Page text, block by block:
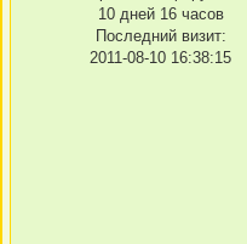
10 дней 16 часов
Последний визит:
2011-08-10 16:38:15